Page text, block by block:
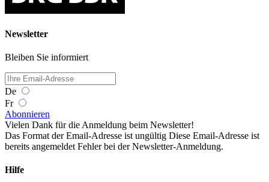
Newsletter
Bleiben Sie informiert
De
Fr
Abonnieren
Vielen Dank für die Anmeldung beim Newsletter!
Das Format der Email-Adresse ist ungültig Diese Email-Adresse ist
bereits angemeldet Fehler bei der Newsletter-Anmeldung.
Hilfe